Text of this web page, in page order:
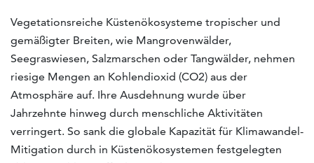
Vegetationsreiche Küstenökosysteme tropischer und
gemäßigter Breiten, wie Mangrovenwälder,
Seegraswiesen, Salzmarschen oder Tangwälder, nehmen
riesige Mengen an Kohlendioxid (CO2) aus der
Atmosphäre auf. Ihre Ausdehnung wurde über
Jahrzehnte hinweg durch menschliche Aktivitäten
verringert. So sank die globale Kapazität für Klimawandel-
Mitigation durch in Küstenökosystemen festgelegten